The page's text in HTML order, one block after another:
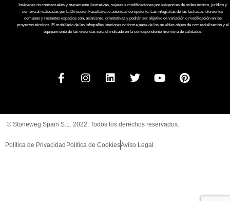
Imágenes no contractuales y meramente ilustrativas, sujetas a modificaciones por exigencias de orden técnico, jurídico y
comercial realizadas por la Dirección Facultativa o autoridad competente. Las infografías de las fachadas, elementos
comunes y restantes espacios son, asimismo, orientativas y podrán ser objetivo de variación o modificación en los
proyectos técnicos. El mobiliario de las infografías interiores no forma parte de los muebles objeto de comercialización y el
equipamiento de las viviendas será el indicado en la correspondiente memoria de calidades.
© Stoneweg Spain S.L. 2022. Todos los derechos reservados.
Política de Privacidad Política de CookiesAviso Legal